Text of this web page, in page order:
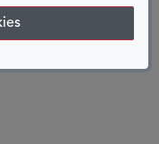
EN